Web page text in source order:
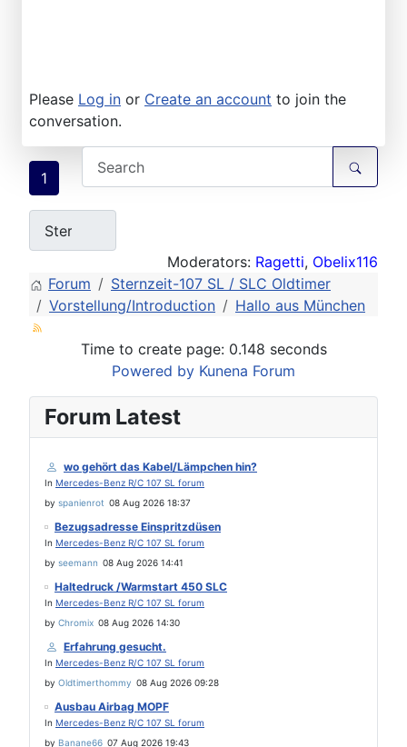
Please Log in or Create an account to join the
conversation.
1
Moderators: Ragetti, Obelix116
Forum
Sternzeit-107 SL / SLC Oldtimer
Vorstellung/Introduction
Hallo aus München
Time to create page: 0.148 seconds
Powered by Kunena Forum
Forum Latest
wo gehört das Kabel/Lämpchen hin?
In Mercedes-Benz R/C 107 SL forum
by spanienrot 08 Aug 2026 18:37
Bezugsadresse Einspritzdüsen
In Mercedes-Benz R/C 107 SL forum
by seemann 08 Aug 2026 14:41
Haltedruck /Warmstart 450 SLC
In Mercedes-Benz R/C 107 SL forum
by Chromix 08 Aug 2026 14:30
Erfahrung gesucht.
In Mercedes-Benz R/C 107 SL forum
by Oldtimerthommy 08 Aug 2026 09:28
Ausbau Airbag MOPF
In Mercedes-Benz R/C 107 SL forum
by Banane66 07 Aug 2026 19:43